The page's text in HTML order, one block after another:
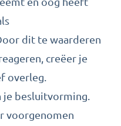
dit te waarderen
creëer je
overleg.
besluitvorming.
voorgenomen